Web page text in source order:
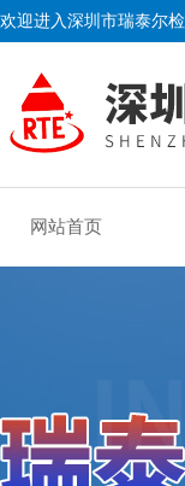
欢迎进入深圳市瑞泰尔
网站首页